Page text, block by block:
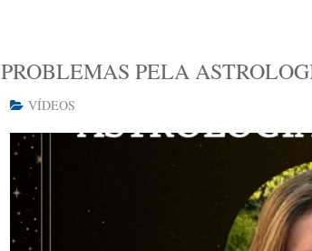
PELA
VÍDEOS